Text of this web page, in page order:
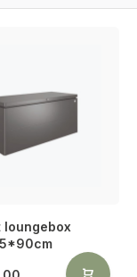
loungebox